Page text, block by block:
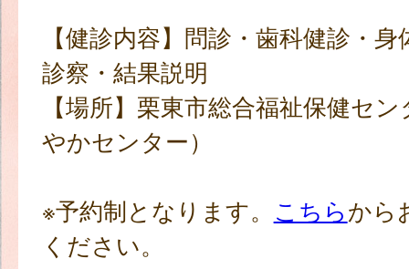
【健診内容】問診・歯科健診・
診察・結果説明
【場所】栗東市総合福祉保健セ
やかセンター）
※予約制となります。 こちらから
ください。